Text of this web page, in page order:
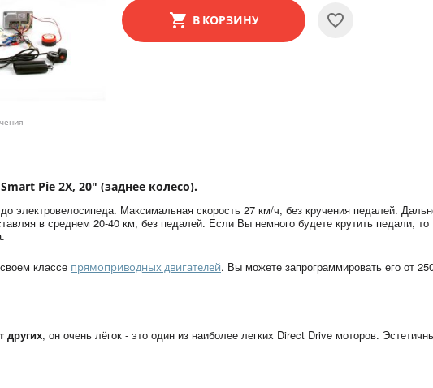
В КОРЗИНУ
Pie 2X, 20" (заднее колесо).
электровелосипеда. Максимальная скорость 27 км/ч, без кручения педалей.
в среднем 20-40 км, без педалей. Если Вы немного будете крутить педали, то
классе прямоприводных двигателей. Вы можете запрограммировать его от
других, он очень лёгок - это один из наиболее легких Direct Drive моторов.